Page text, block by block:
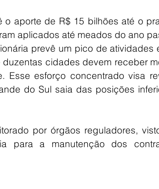
aporte de R$ 15 bilhões até o
aplicados até meados do ano
prevê um pico de atividades
cidades devem receber
Esse esforço concentrado visa
do Sul saia das posições
por órgãos reguladores,
para a manutenção dos